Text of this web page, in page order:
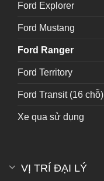
Ford Explorer
Ford Mustang
Ford Ranger
Ford Territory
Ford Transit (16 chỗ)
Xe qua sử dụng
VỊ TRÍ ĐẠI LÝ